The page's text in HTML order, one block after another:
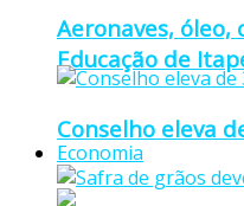
Educação de
Economia
Aeronaves,
Conselho eleva